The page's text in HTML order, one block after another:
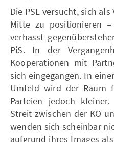
Die PSL versucht, sich
Mitte zu positionieren
verhasst
PiS. In der
Kooperationen mit
sich eingegangen. In
Umfeld wird der Raum
Parteien jedoch
Streit zwischen der KO
wenden sich scheinbar
aufgrund ihres Images